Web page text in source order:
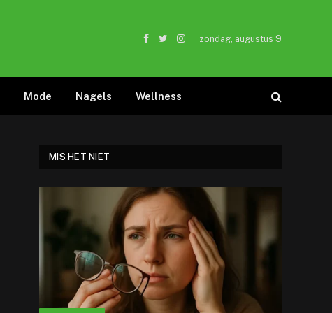
Facebook
TwitterInstagram
zondag, augustus 9
Mode Nagels Wellness
MIS HET NIET